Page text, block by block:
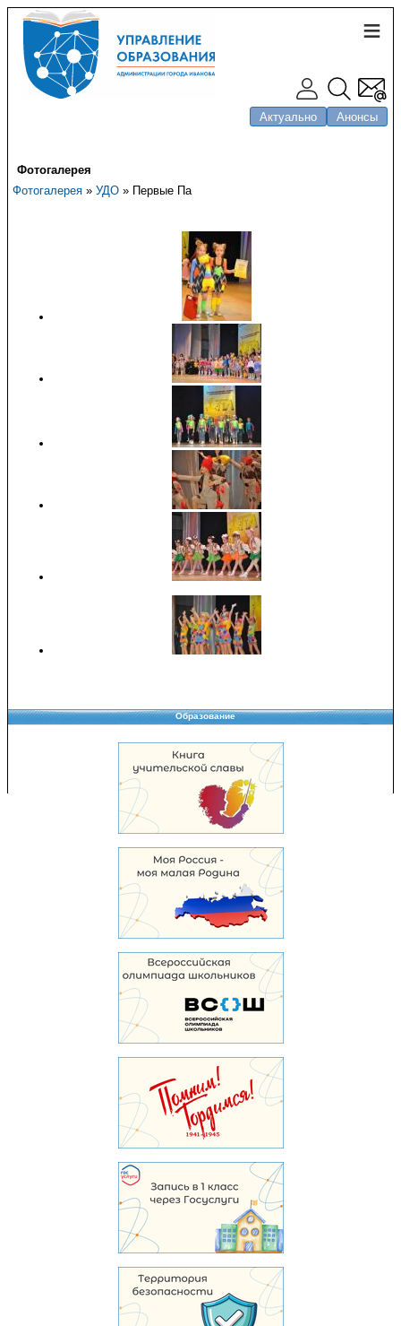
Актуально Анонсы
Фотогалерея
Фотогалерея » УДО » Первые Па
Образование
Copyright © 2008-2026 Управление образования
Перепечатка и использование материалов возможны только с разрешения
Управления образования.
103,940,124 уникальных посетителей